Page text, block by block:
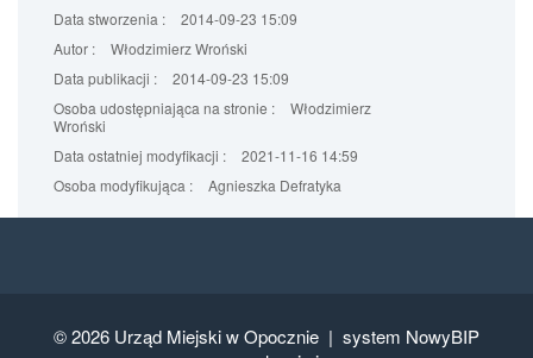
Data stworzenia :
2014-09-23 15:09
Autor :
Włodzimierz Wroński
Data publikacji :
2014-09-23 15:09
Osoba udostępniająca na stronie :
Włodzimierz
Wroński
Data ostatniej modyfikacji :
2021-11-16 14:59
Osoba modyfikująca :
Agnieszka Defratyka
© 2026 Urząd Miejski w Opocznie | system NowyBIP